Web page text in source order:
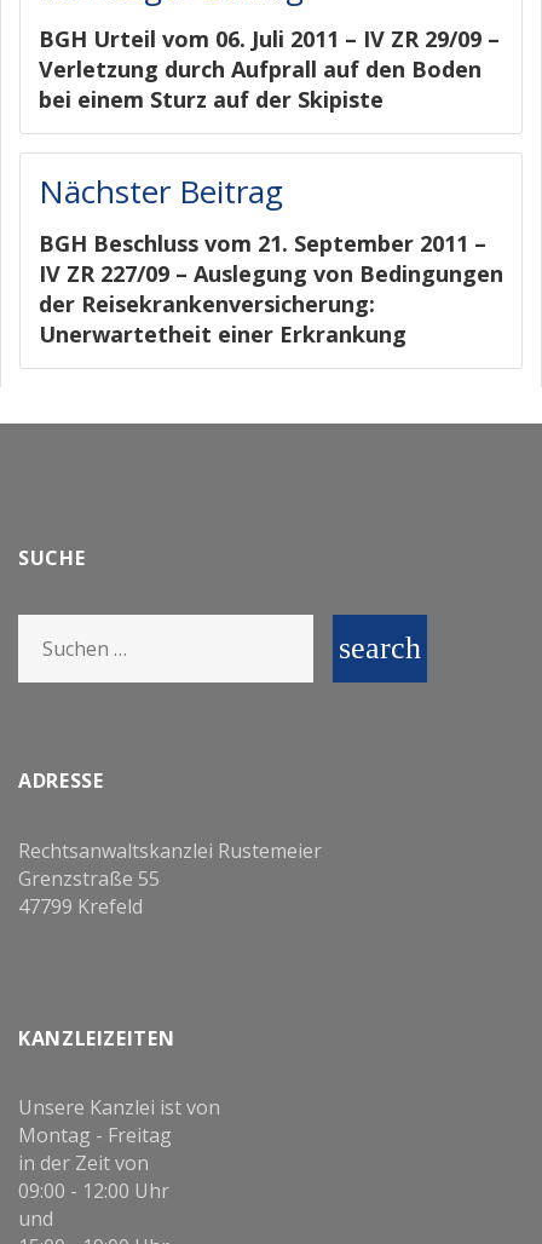
BGH Urteil vom 06. Juli 2011 – IV ZR 29/09 –
Verletzung durch Aufprall auf den Boden
bei einem Sturz auf der Skipiste
Nächster Beitrag
BGH Beschluss vom 21. September 2011 –
IV ZR 227/09 – Auslegung von Bedingungen
der Reisekrankenversicherung:
Unerwartetheit einer Erkrankung
SUCHE
search
ADRESSE
Rechtsanwaltskanzlei Rustemeier
Grenzstraße 55
47799 Krefeld
KANZLEIZEITEN
Unsere Kanzlei ist von
Montag - Freitag
in der Zeit von
09:00 - 12:00 Uhr
und